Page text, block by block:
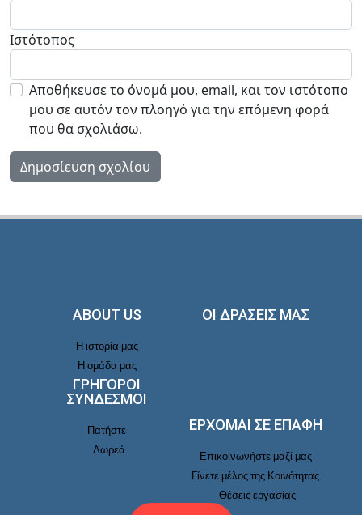
Ιστότοπος
Αποθήκευσε το όνομά μου, email, και τον ιστότοπο
μου σε αυτόν τον πλοηγό για την επόμενη φορά
που θα σχολιάσω.
ABOUT US
Η ιστορία μας
Η ομάδα μας
ΟΙ ΔΡΑΣΕΙΣ ΜΑΣ
ΓΡΗΓΟΡΟΙ
ΣΥΝΔΕΣΜΟΙ
Πατήστε
Δωρεά
ΕΡΧΟΜΑΙ ΣΕ ΕΠΑΦΉ
Επικοινωνήστε μαζί μας
Γίνετε μέλος της Κοινότητας
Θέσεις εργασίας